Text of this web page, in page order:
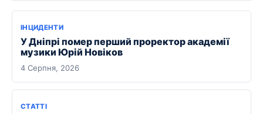
ІНЦИДЕНТИ
У Дніпрі помер перший проректор академії
музики Юрій Новіков
4 Серпня, 2026
СТАТТІ